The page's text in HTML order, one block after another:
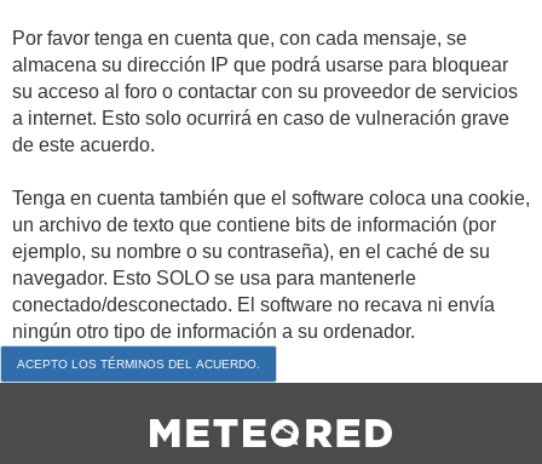
Por favor tenga en cuenta que, con cada mensaje, se
almacena su dirección IP que podrá usarse para bloquear
su acceso al foro o contactar con su proveedor de servicios
a internet. Esto solo ocurrirá en caso de vulneración grave
de este acuerdo.
Tenga en cuenta también que el software coloca una cookie,
un archivo de texto que contiene bits de información (por
ejemplo, su nombre o su contraseña), en el caché de su
navegador. Esto SOLO se usa para mantenerle
conectado/desconectado. El software no recava ni envía
ningún otro tipo de información a su ordenador.